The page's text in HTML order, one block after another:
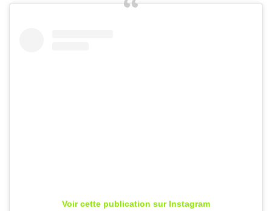
Voir cette publication sur Instagram